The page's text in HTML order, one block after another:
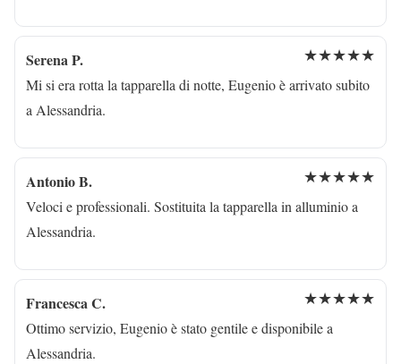
Serena P. ★★★★★
Mi si era rotta la tapparella di notte, Eugenio è arrivato subito
a Alessandria.
Antonio B. ★★★★★
Veloci e professionali. Sostituita la tapparella in alluminio a
Alessandria.
Francesca C. ★★★★★
Ottimo servizio, Eugenio è stato gentile e disponibile a
Alessandria.